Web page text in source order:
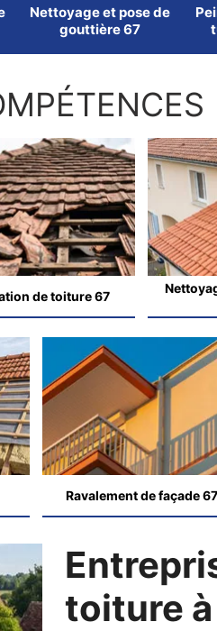
Nettoyage et pose de
gouttière 67
de toiture 67
Ravalement de façade 67
toiture